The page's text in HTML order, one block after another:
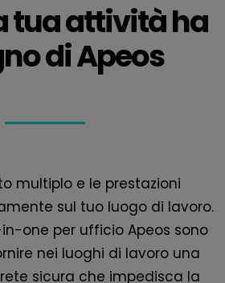
tua attività ha
di Apeos
multiplo e le prestazioni
sul tuo luogo di lavoro.
one per ufficio Apeos sono
nei luoghi di lavoro una
sicura che impedisca la